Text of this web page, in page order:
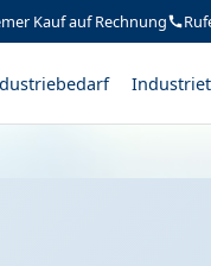
Kauf auf Rechnung